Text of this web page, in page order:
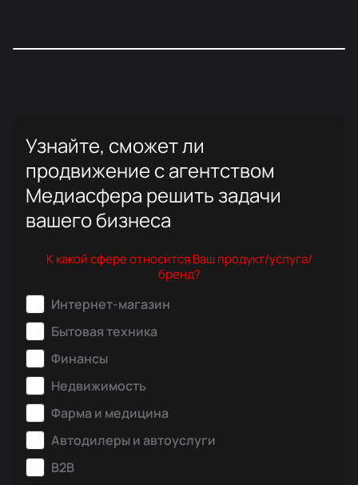
Узнайте, сможет ли
продвижение с агентством
Медиасфера решить задачи
вашего бизнеса
К какой сфере относится Ваш продукт/услуга/
бренд?
Интернет-магазин
Бытовая техника
Финансы
Недвижимость
Фарма и медицина
Автодилеры и автоуслуги
B2B